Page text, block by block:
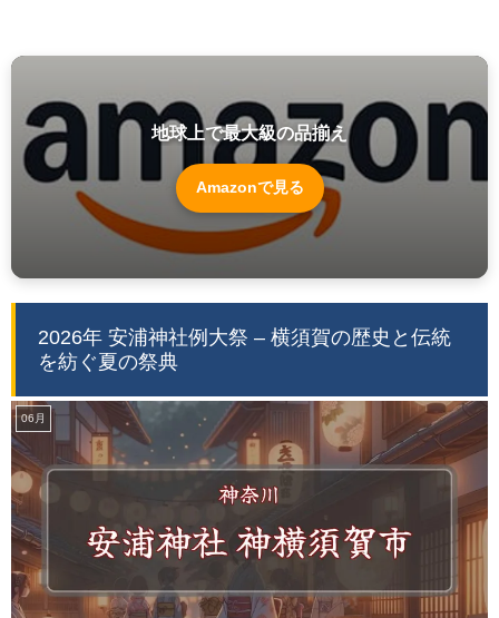
地球上で最大級の品揃え
Amazonで見る
2026年 安浦神社例大祭 – 横須賀の歴史と伝統
を紡ぐ夏の祭典
06月